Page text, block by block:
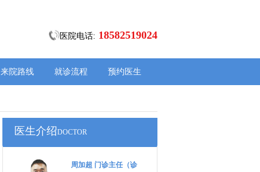
医院电话: 18582519024
来院路线 就诊流程 预约医生
医生介绍DOCTOR
周加超 门诊主任（诊